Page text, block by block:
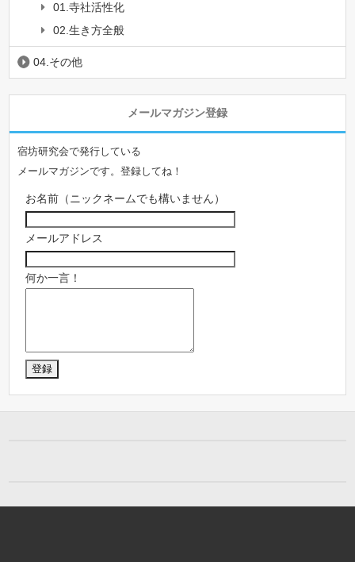
01.寺社活性化
02.生き方全般
04.その他
メールマガジン登録
宿坊研究会で発行している
メールマガジンです。登録してね！
お名前（ニックネームでも構いません）
メールアドレス
何か一言！